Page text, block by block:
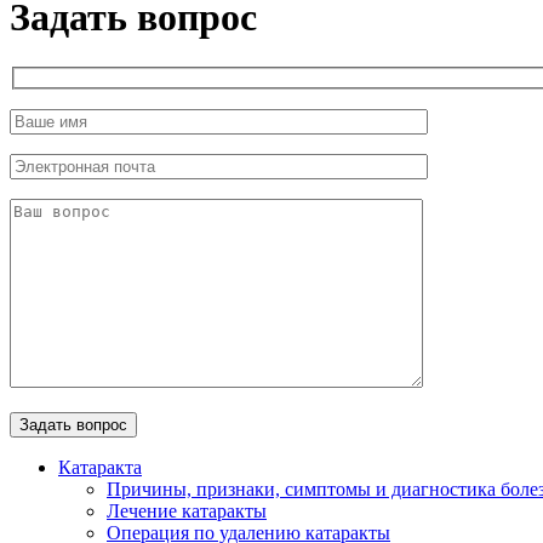
Задать вопрос
Катаракта
Причины, признаки, симптомы и диагностика
Лечение катаракты
Операция по удалению катаракты